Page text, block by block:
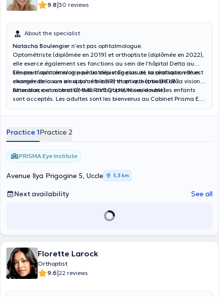
9.8|30 reviews
About the specialist
Natacha Boulengier n’est pas ophtalmologue.
Optométriste (diplômée en 2019) et orthoptiste (diplômée en 2022),
elle exerce également ses fonctions au sein de l’hôpital Delta au
service d’ophtalmologie pédiatrique. En plus de sa pratique, elle est
chargée de cours en optométrie (IIP) et en orthoptie (HELB).
Elle peut vous recevoir pour un dépistage visuel, la réalisation d’un
examen de la vue ainsi qu’un bilan orthoptique (trouble de la vision
binoculaire et motricité, suivi amblyopie, vision double).
Attention, au cabinet CMME RIVE DU HAIN seulement les enfants
sont acceptés. Les adultes sont les bienvenus au Cabinet Prisma Eye
Practice 1Practice 2
PRISMA Eye Institute
Avenue Ilya Prigogine 5, Uccle 5,3 km
Next availability See all
Florette Larock
Orthoptist
9.6|22 reviews